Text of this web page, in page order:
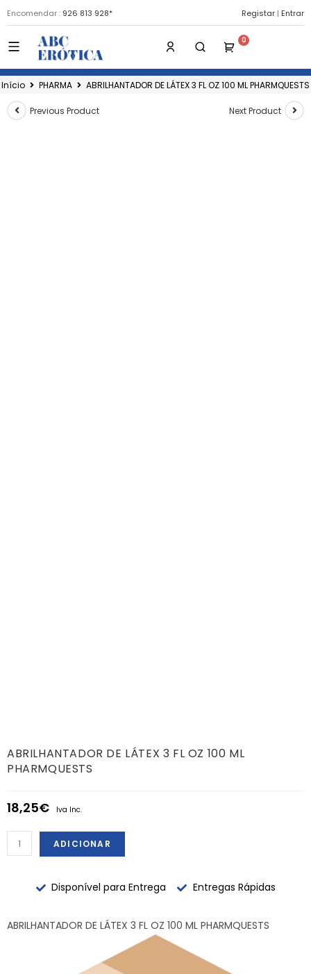
Encomendar : 926 813 928* Registar | Entrar
Início PHARMA ABRILHANTADOR DE LÁTEX 3 FL OZ 100 ML PHARMQUESTS
Previous Product Next Product
ABRILHANTADOR DE LÁTEX 3 FL OZ 100 ML
PHARMQUESTS
18,25€ Iva Inc.
ADICIONAR
Disponível para Entrega Entregas Rápidas
ABRILHANTADOR DE LÁTEX 3 FL OZ 100 ML PHARMQUESTS